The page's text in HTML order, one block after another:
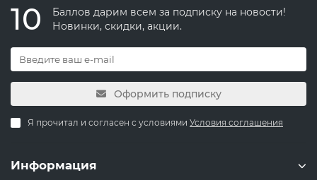
10
Баллов дарим всем за подписку на новости!
Новинки, скидки, акции.
Оформить подписку
Я прочитал и согласен с условиями Условия соглашения
Информация